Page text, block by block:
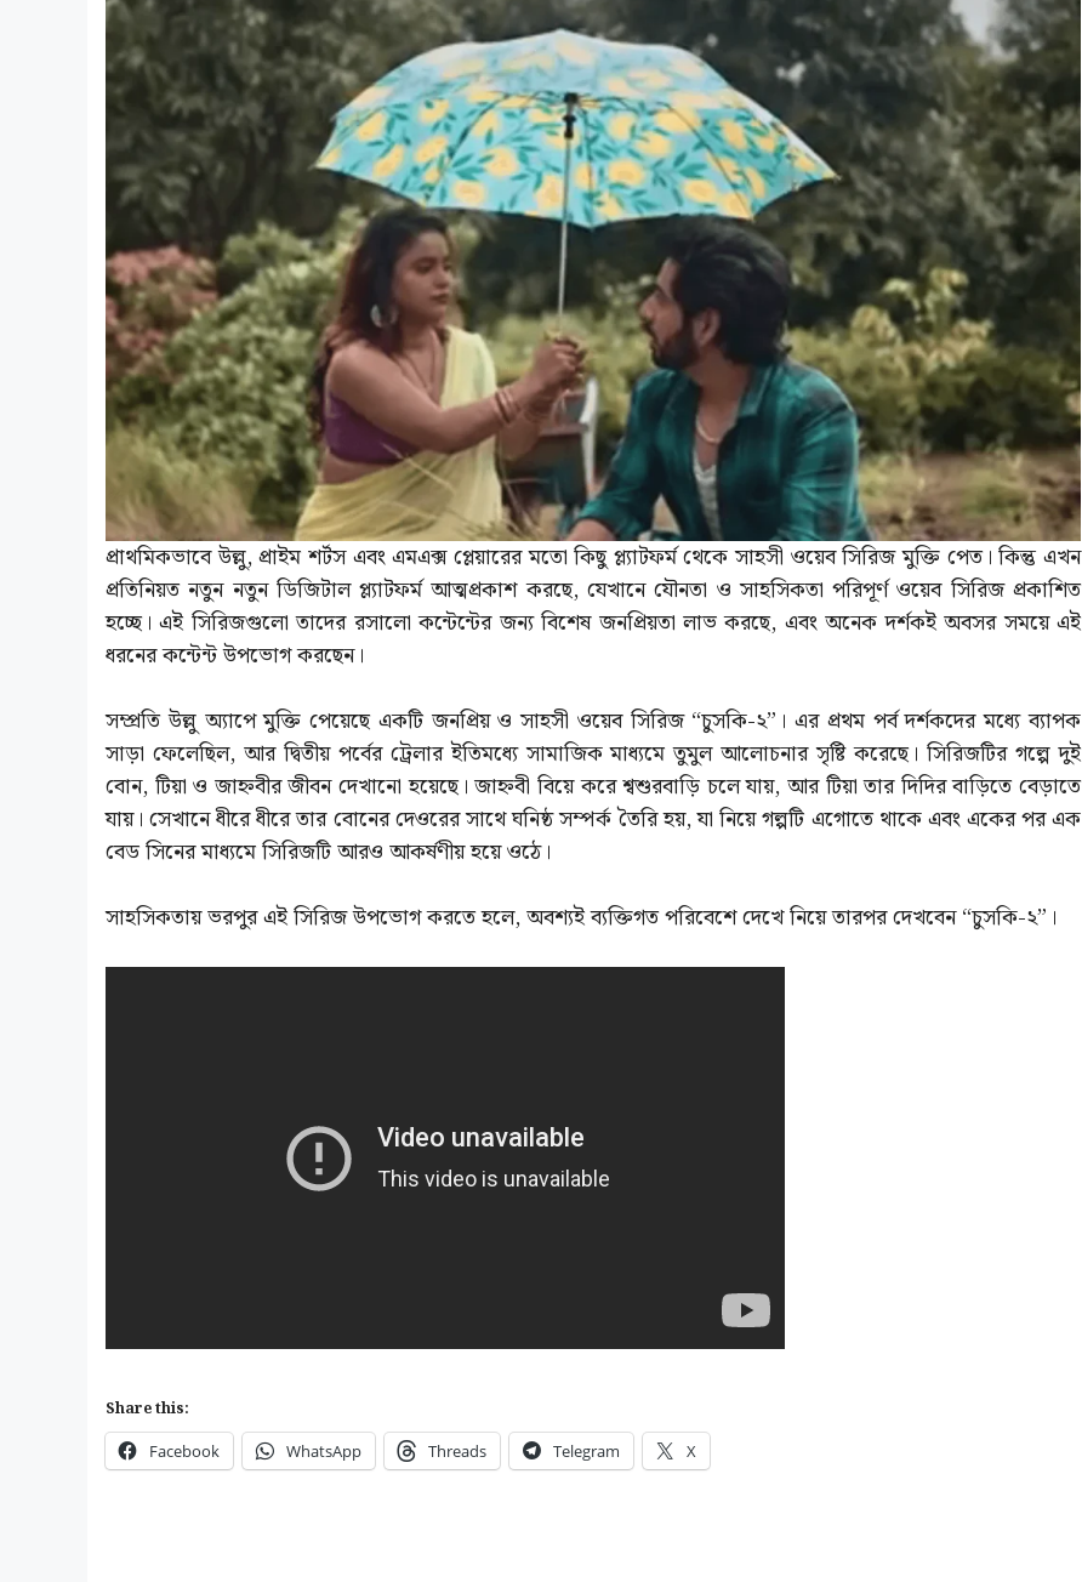
প্রাথমিকভাবে উল্লু, প্রাইম শর্টস এবং এমএক্স প্লেয়ারের মতো কিছু প্ল্যাটফর্ম থেকে সাহসী ওয়েব সিরিজ মুক্তি পেত। কিন্তু এখন
প্রতিনিয়ত নতুন নতুন ডিজিটাল প্ল্যাটফর্ম আত্মপ্রকাশ করছে, যেখানে যৌনতা ও সাহসিকতা পরিপূর্ণ ওয়েব সিরিজ প্রকাশিত
হচ্ছে। এই সিরিজগুলো তাদের রসালো কন্টেন্টের জন্য বিশেষ জনপ্রিয়তা লাভ করছে, এবং অনেক দর্শকই অবসর সময়ে এই
ধরনের কন্টেন্ট উপভোগ করছেন।
সম্প্রতি উল্লু অ্যাপে মুক্তি পেয়েছে একটি জনপ্রিয় ও সাহসী ওয়েব সিরিজ “চুসকি-২”। এর প্রথম পর্ব দর্শকদের মধ্যে ব্যাপক
সাড়া ফেলেছিল, আর দ্বিতীয় পর্বের ট্রেলার ইতিমধ্যে সামাজিক মাধ্যমে তুমুল আলোচনার সৃষ্টি করেছে। সিরিজটির গল্পে দুই
বোন, টিয়া ও জাহ্নবীর জীবন দেখানো হয়েছে। জাহ্নবী বিয়ে করে শ্বশুরবাড়ি চলে যায়, আর টিয়া তার দিদির বাড়িতে বেড়াতে
যায়। সেখানে ধীরে ধীরে তার বোনের দেওরের সাথে ঘনিষ্ঠ সম্পর্ক তৈরি হয়, যা নিয়ে গল্পটি এগোতে থাকে এবং একের পর এক
বেড সিনের মাধ্যমে সিরিজটি আরও আকর্ষণীয় হয়ে ওঠে।
সাহসিকতায় ভরপুর এই সিরিজ উপভোগ করতে হলে, অবশ্যই ব্যক্তিগত পরিবেশে দেখে নিয়ে তারপর দেখবেন “চুসকি-২”।
Share this:
Facebook WhatsApp Threads Telegram X